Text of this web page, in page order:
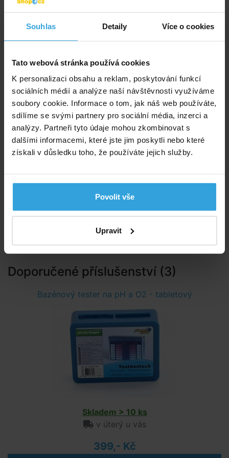
Souhlas Detaily Více o cookies
Tato webová stránka používá cookies
K personalizaci obsahu a reklam, poskytování funkcí
sociálních médií a analýze naší návštěvnosti využíváme
soubory cookie. Informace o tom, jak náš web používáte,
sdílíme se svými partnery pro sociální média, inzerci a
analýzy. Partneři tyto údaje mohou zkombinovat s
dalšími informacemi, které jste jim poskytli nebo které
získali v důsledku toho, že používáte jejich služby.
Povolit vše
Upravit
použitím vždy přečtěte údaje na obalu a připojené
informace o přípravku!
Parametry
Váha: 0,8 kg
Druh: tablety
Počet tablet: 40 ks
Výrobce: Stachema, Hasičská 1, Zibohlavy 280 02 Kolín,
stachema@stachema.cz
Doporučené příslušenství (3)
Bazénový tester na pH a O2 - tabletový
Skladem > 10 ks
v úterý u vás
399,- Kč